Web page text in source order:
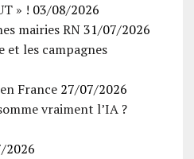
» ! 03/08/2026
mairies RN 31/07/2026
et les campagnes
France 27/07/2026
vraiment l’IA ?
2026